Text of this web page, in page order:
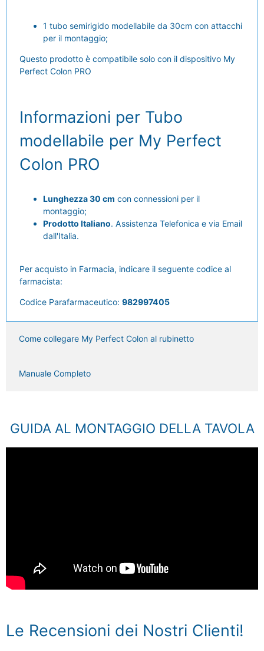
1 tubo semirigido modellabile da 30cm con attacchi
per il montaggio;
Questo prodotto è compatibile solo con il dispositivo My
Perfect Colon PRO
Informazioni per Tubo
modellabile per My Perfect
Colon PRO
Lunghezza 30 cm con connessioni per il
montaggio;
Prodotto Italiano. Assistenza Telefonica e via Email
dall'Italia.
Per acquisto in Farmacia, indicare il seguente codice al
farmacista:
Codice Parafarmaceutico: 982997405
Come collegare My Perfect Colon al rubinetto
Manuale Completo
GUIDA AL MONTAGGIO DELLA TAVOLA
Le Recensioni dei Nostri Clienti!